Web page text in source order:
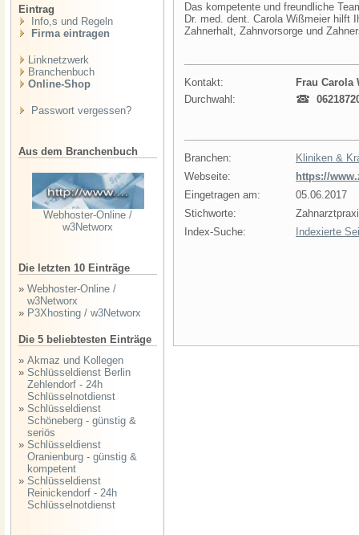
Eintrag
Info,s und Regeln
Firma eintragen
Linknetzwerk
Branchenbuch
Online-Shop
Passwort vergessen?
Aus dem Branchenbuch
Webhoster-Online /
w3Networx
Die letzten 10 Einträge
» Webhoster-Online /
w3Networx
» P3Xhosting / w3Networx
Die 5 beliebtesten Einträge
» Akmaz und Kollegen
» Schlüsseldienst Berlin
Zehlendorf - 24h
Schlüsselnotdienst
» Schlüsseldienst
Schöneberg - günstig &
seriös
» Schlüsseldienst
Oranienburg - günstig &
kompetent
» Schlüsseldienst
Reinickendorf - 24h
Schlüsselnotdienst
Das kompetente und freundliche
Dr. med. dent. Carola Wißmeier hilft
Zahnerhalt, Zahnvorsorge und
Kontakt:
Frau Carola
Durchwahl:
Branchen:
Kliniken &
Webseite:
https://
Eingetragen am:
05.06.2017
Stichworte:
Index-Suche:
Indexierte